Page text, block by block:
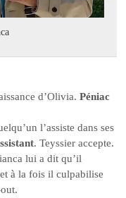
d’Olivia.Péniac
l’assiste dans ses
. Teyssier accepte.
lui a dit qu’il
à la fois il culpabilise